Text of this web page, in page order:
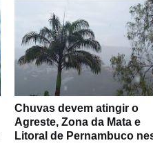
Chuvas devem atingir o
Agreste, Zona da Mata e
Litoral de Pernambuco